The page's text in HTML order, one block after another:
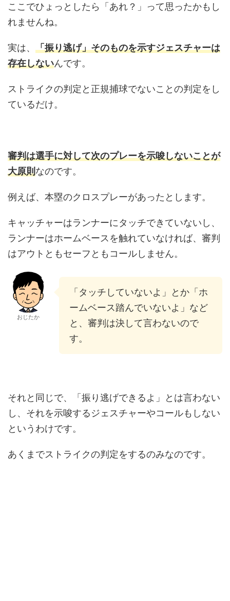
ここでひょっとしたら「あれ？」って思ったかもし
れませんね。
実は、 「振り逃げ」そのものを示すジェスチャーは
存在しないんです。
ストライクの判定と正規捕球でないことの判定をし
ているだけ。
審判は選手に対して次のプレーを示唆しないことが
大原則なのです。
例えば、本塁のクロスプレーがあったとします。
キャッチャーはランナーにタッチできていないし、
ランナーはホームベースを触れていなければ、審判
はアウトともセーフともコールしません。
おじたか
「タッチしていないよ」とか「ホ
ームベース踏んでいないよ」など
と、審判は決して言わないので
す。
それと同じで、「振り逃げできるよ」とは言わない
し、それを示唆するジェスチャーやコールもしない
というわけです。
あくまでストライクの判定をするのみなのです。